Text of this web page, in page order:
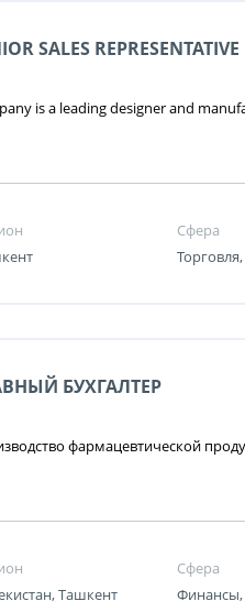
SALES REPRESENTATIVE
is a leading designer and
Сфера
БУХГАЛТЕР
фармацевтической
Сфера
Ташкент
Финансы,